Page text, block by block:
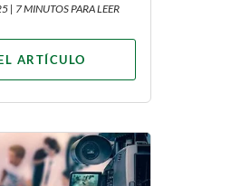
| 7 MINUTOS PARA LEER
ARTÍCULO